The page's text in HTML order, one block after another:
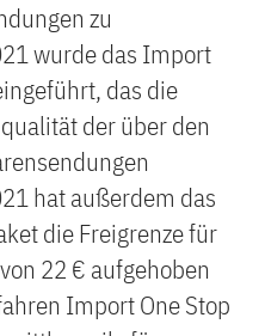
zu
wurde das Import
das die
der über den
hat außerdem das
die Freigrenze für
22 € aufgehoben
Import One Stop